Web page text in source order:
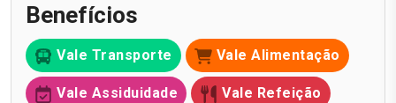
Benefícios
Vale Transporte Vale Alimentação
Vale Assiduidade Vale Refeição